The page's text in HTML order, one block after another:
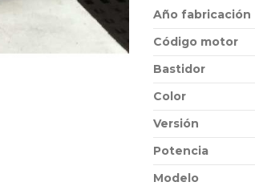
Año fabricación
Código motor
Bastidor
Color
Versión
Potencia
Modelo